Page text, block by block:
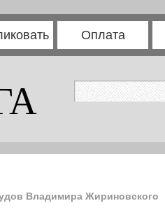
Оплата
Владимира Жириновского